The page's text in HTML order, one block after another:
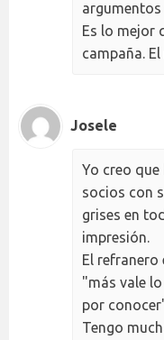
Es lo mejor
campaña.
Josele
Yo creo que
socios con
grises en
impresión.
El refranero
"más vale
por
Tengo